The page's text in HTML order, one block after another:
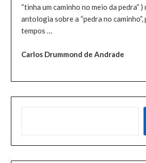
“tinha um caminho no meio da pedra” )
antologia sobre a “pedra no caminho”,
tempos …
Carlos Drummond de Andrade